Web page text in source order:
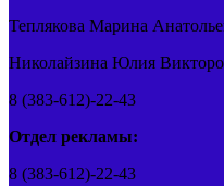
Теплякова Марина
Николайзина Юлия
8 (383-612)-22-43
Отдел рекламы:
8 (383-612)-22-43